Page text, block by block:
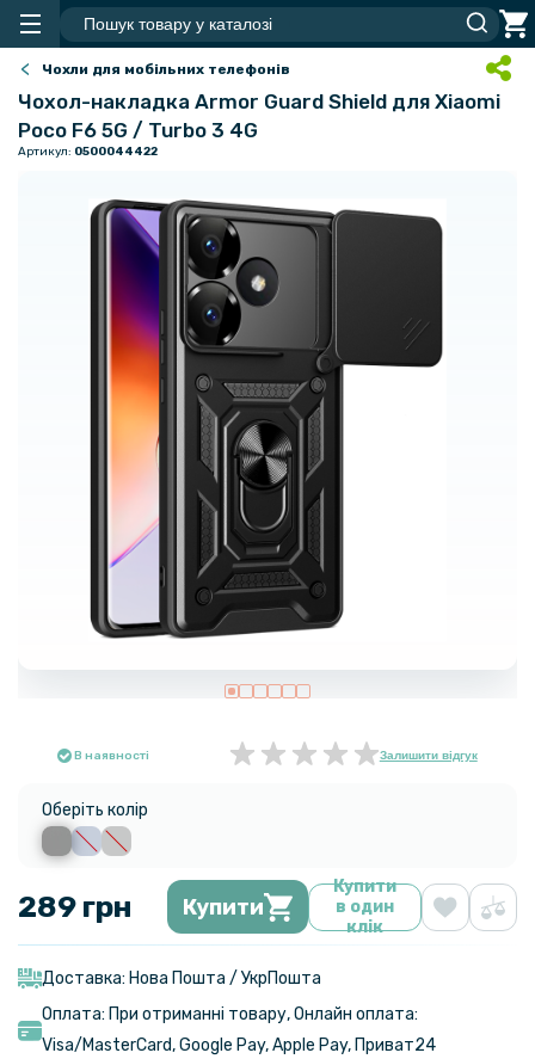
Чохли для мобільних телефонів
Чохол-накладка Armor Guard Shield для Xiaomi
Poco F6 5G / Turbo 3 4G
Артикул: 0500044422
В наявності Залишити відгук
Оберіть колір
289 грн Купити
Купити
в один
клік
Доставка: Нова Пошта / УкрПошта
Оплата: При отриманні товару, Онлайн оплата:
Visa/MasterСard, Google Pay, Apple Pay, Приват24